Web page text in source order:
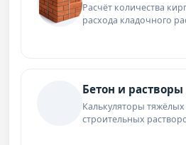
Расчёт количества
расхода кладочного
Бетон и растворы
Калькуляторы
строительных